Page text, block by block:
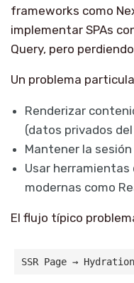
frameworks como
implementar SPAs
Query, pero
Un problema
Renderizar
(datos privados
Mantener la
Usar
modernas como
El flujo típico
SSR Page →